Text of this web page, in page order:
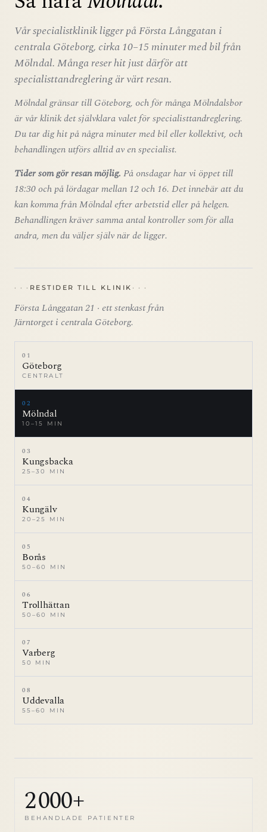
Vår specialistklinik ligger på Första Långgatan i
centrala Göteborg, cirka 10–15 minuter med bil från
Mölndal. Många reser hit just därför att
specialisttandreglering är värt resan.
Mölndal gränsar till Göteborg, och för många Mölndalsbor
är vår klinik det självklara valet för specialisttandreglering.
Du tar dig hit på några minuter med bil eller kollektivt, och
behandlingen utförs alltid av en specialist.
Tider som gör resan möjlig. På onsdagar har vi öppet till
18:30 och på lördagar mellan 12 och 16. Det innebär att du
kan komma från Mölndal efter arbetstid eller på helgen.
Behandlingen kräver samma antal kontroller som för alla
andra, men du väljer själv när de ligger.
RESTIDER TILL KLINIK
Första Långgatan 21 · ett stenkast från
Järntorget i centrala Göteborg.
01
Göteborg
CENTRALT
02
Mölndal
10–15 MIN
03
Kungsbacka
25–30 MIN
04
Kungälv
20–25 MIN
05
Borås
50–60 MIN
06
Trollhättan
50–60 MIN
07
Varberg
50 MIN
08
Uddevalla
55–60 MIN
2 000+
BEHANDLADE PATIENTER